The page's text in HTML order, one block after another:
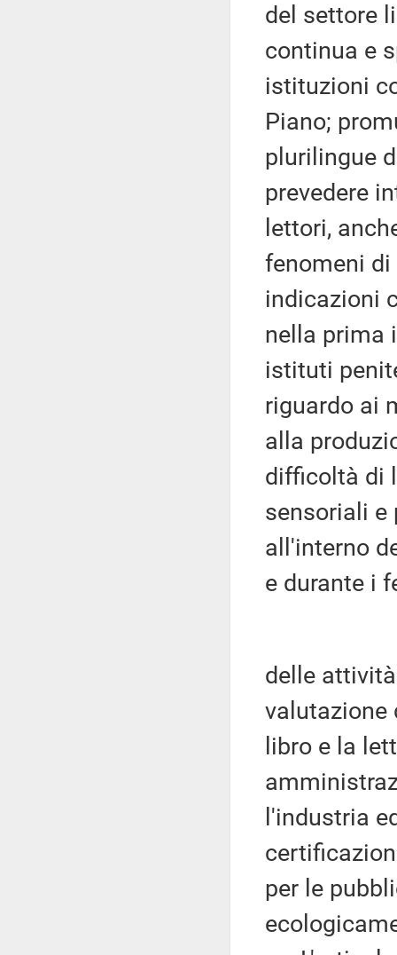
del settore
continua e
istituzioni
Piano;
plurilingue
prevedere
lettori,
fenomeni
indicazioni
nella prima
istituti
riguardo ai
alla
difficoltà di
sensoriali e
all'interno
e durante i
delle
valutazione
libro e la
l'industria
per le